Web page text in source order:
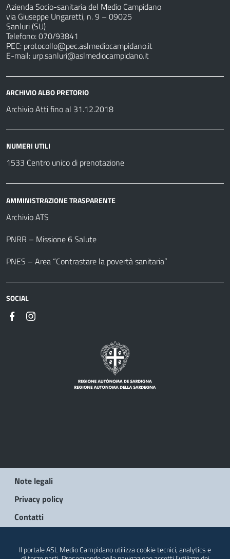
Azienda Socio-sanitaria del Medio Campidano
via Giuseppe Ungaretti, n. 9 – 09025
Sanluri (SU)
Telefono: 070/93841
PEC: protocollo@pec.aslmediocampidano.it
E-mail: urp.sanluri@aslmediocampidano.it
ARCHIVIO ALBO PRETORIO
Archivio Atti fino al 31.12.2018
NUMERI UTILI
1533 Centro unico di prenotazione
AMMINISTRAZIONE TRASPARENTE
Archivio ATS
PNRR – Missione 6 Salute
PNES – Area “Contrastare la povertà sanitaria”
SOCIAL
Note legali
Privacy policy
Contatti
Il portale ASL Medio Campidano utilizza cookie tecnici, analytics e